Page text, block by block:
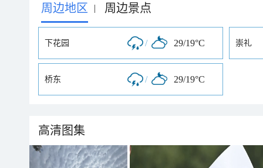
周边地区 | 周边景点
下花园 / 29/19°C 崇礼
桥东 / 29/19°C
高清图集